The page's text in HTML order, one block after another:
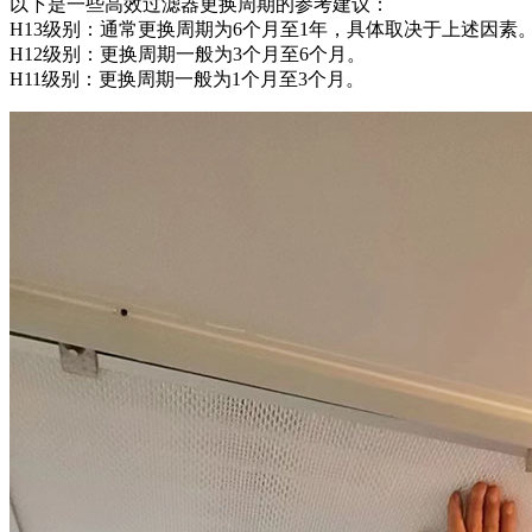
H13级别：通常更换周期为6个月至1年，具体取决于上述因素
H12级别：更换周期一般为3个月至6个月。
H11级别：更换周期一般为1个月至3个月。